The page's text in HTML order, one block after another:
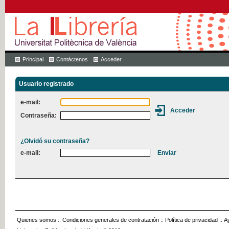
Principal Contáctenos Acceder
Usuario registrado
e-mail:
Contraseña:
¿Olvidó su contraseña?
e-mail:
Quienes somos :: Condiciones generales de contratación :: Política de privacidad ::